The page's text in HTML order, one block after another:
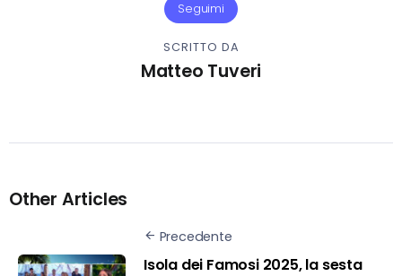
Seguimi
SCRITTO DA
Matteo Tuveri
Other Articles
Precedente
Isola dei Famosi 2025, la sesta